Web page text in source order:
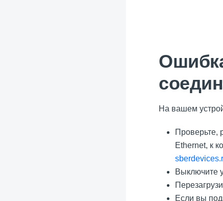
На вашем
Проверьте,
Ethernet, к
Выключите
Если вы